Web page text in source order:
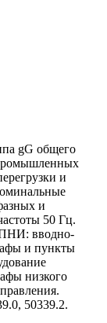
gG общего
и
и
50 Гц.
вводно-
и пункты
низкого
50339.2.